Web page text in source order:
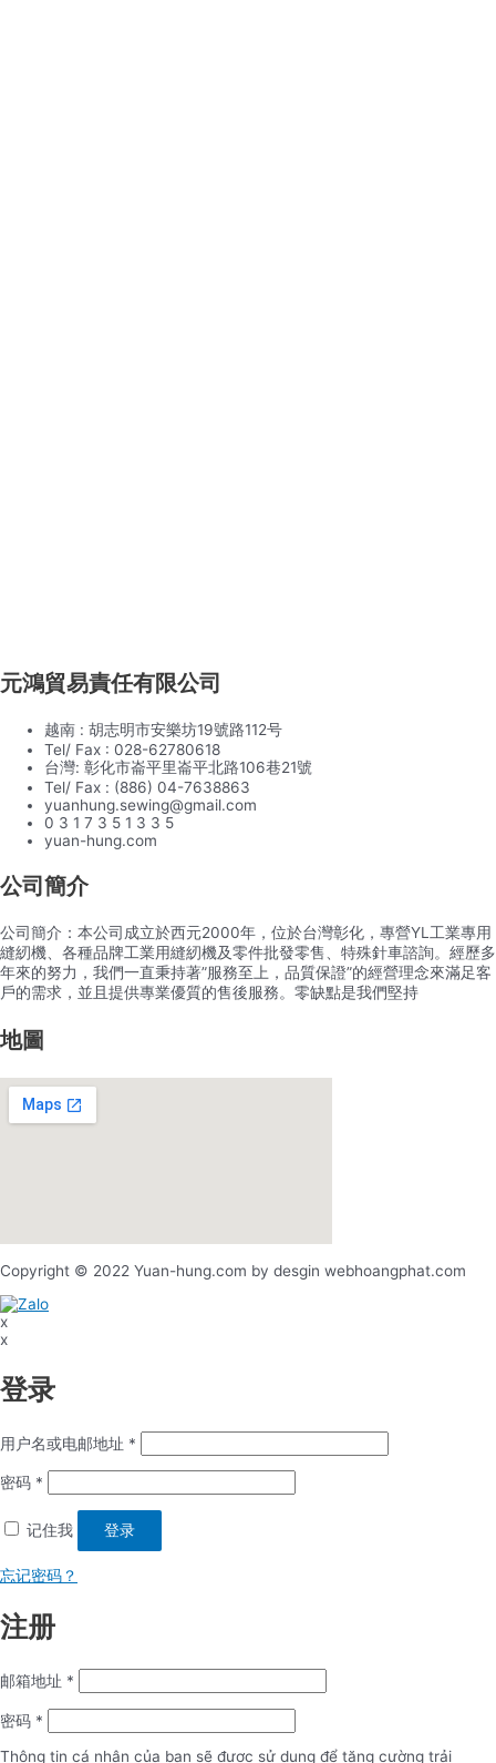
元鴻貿易責任有限公司
越南 : 胡志明市安樂坊19號路112号
Tel/ Fax : 028-62780618
台灣: 彰化市崙平里崙平北路106巷21號
Tel/ Fax : (886) 04-7638863
yuanhung.sewing@gmail.com
0 3 1 7 3 5 1 3 3 5
yuan-hung.com
公司簡介
公司簡介：本公司成立於西元2000年，位於台灣彰化，專營YL工業專用
縫紉機、各種品牌工業用縫紉機及零件批發零售、特殊針車諮詢。經歷多
年來的努力，我們一直秉持著”服務至上，品質保證”的經營理念來滿足客
戶的需求，並且提供專業優質的售後服務。零缺點是我們堅持
地圖
Copyright © 2022 Yuan-hung.com by desgin webhoangphat.com
x
x
登录
用户名或电邮地址 *
密码 *
记住我 登录
忘记密码？
注册
邮箱地址 *
密码 *
Thông tin cá nhân của bạn sẽ được sử dụng để tăng cường trải